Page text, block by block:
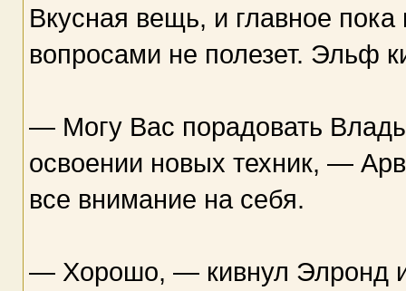
Вкусная вещь, и главное
вопросами не полезет. Эльф
— Могу Вас порадовать
освоении новых техник, —
все внимание на себя.
— Хорошо, — кивнул Элронд